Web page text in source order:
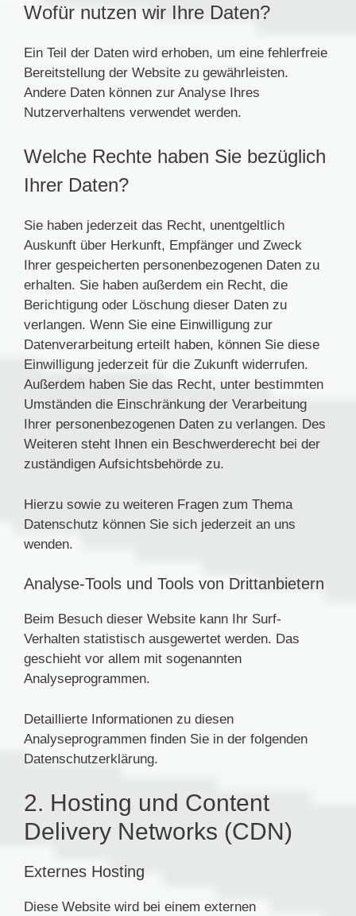
Wofür nutzen wir Ihre Daten?
Ein Teil der Daten wird erhoben, um eine fehlerfreie
Bereitstellung der Website zu gewährleisten.
Andere Daten können zur Analyse Ihres
Nutzerverhaltens verwendet werden.
Welche Rechte haben Sie bezüglich
Ihrer Daten?
Sie haben jederzeit das Recht, unentgeltlich
Auskunft über Herkunft, Empfänger und Zweck
Ihrer gespeicherten personenbezogenen Daten zu
erhalten. Sie haben außerdem ein Recht, die
Berichtigung oder Löschung dieser Daten zu
verlangen. Wenn Sie eine Einwilligung zur
Datenverarbeitung erteilt haben, können Sie diese
Einwilligung jederzeit für die Zukunft widerrufen.
Außerdem haben Sie das Recht, unter bestimmten
Umständen die Einschränkung der Verarbeitung
Ihrer personenbezogenen Daten zu verlangen. Des
Weiteren steht Ihnen ein Beschwerderecht bei der
zuständigen Aufsichtsbehörde zu.
Hierzu sowie zu weiteren Fragen zum Thema
Datenschutz können Sie sich jederzeit an uns
wenden.
Analyse-Tools und Tools von Dritt­anbietern
Beim Besuch dieser Website kann Ihr Surf-
Verhalten statistisch ausgewertet werden. Das
geschieht vor allem mit sogenannten
Analyseprogrammen.
Detaillierte Informationen zu diesen
Analyseprogrammen finden Sie in der folgenden
Datenschutzerklärung.
2. Hosting und Content
Delivery Networks (CDN)
Externes Hosting
Diese Website wird bei einem externen